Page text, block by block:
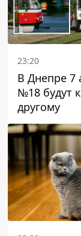
23:20
В Днепре 7
№18 будут
другому